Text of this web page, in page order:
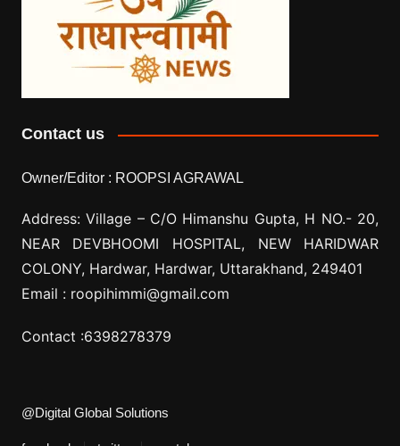
Contact us
Owner/Editor : ROOPSI AGRAWAL
Address: Village – C/O Himanshu Gupta, H NO.- 20,
NEAR DEVBHOOMI HOSPITAL, NEW HARIDWAR
COLONY, Hardwar, Hardwar, Uttarakhand, 249401
Email : roopihimmi@gmail.com
Contact :6398278379
@Digital Global Solutions